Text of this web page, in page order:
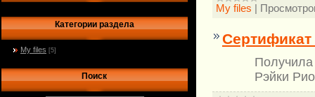
Категории раздела
My files [5]
Поиск
My files |
Сертификат
Получила
Рэйки